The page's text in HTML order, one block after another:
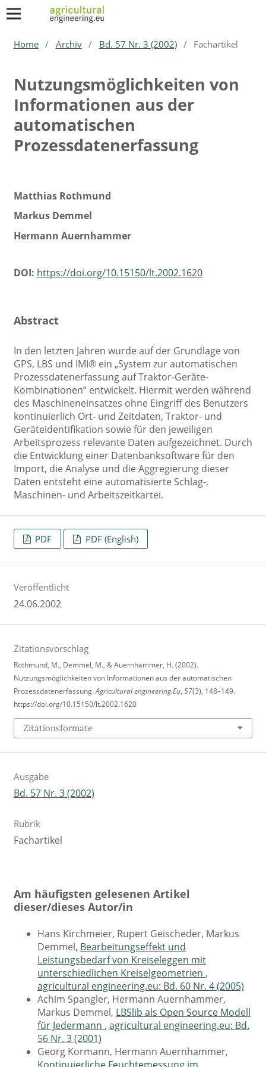
Home / Archiv / Bd. 57 Nr. 3 (2002) / Fachartikel
Nutzungsmöglichkeiten von
Informationen aus der
automatischen
Prozessdatenerfassung
Matthias Rothmund
Markus Demmel
Hermann Auernhammer
DOI: https://doi.org/10.15150/lt.2002.1620
Abstract
In den letzten Jahren wurde auf der Grundlage von
GPS, LBS und IMI® ein „System zur automatischen
Prozessdatenerfassung auf Traktor-Geräte-
Kombinationen“ entwickelt. Hiermit werden während
des Maschineneinsatzes ohne Eingriff des Benutzers
kontinuierlich Ort- und Zeitdaten, Traktor- und
Geräteidentifikation sowie für den jeweiligen
Arbeitsprozess relevante Daten aufgezeichnet. Durch
die Entwicklung einer Datenbanksoftware für den
Import, die Analyse und die Aggregierung dieser
Daten entsteht eine automatisierte Schlag-,
Maschinen- und Arbeitszeitkartei.
PDF PDF (English)
Veröffentlicht
24.06.2002
Zitationsvorschlag
Rothmund, M., Demmel, M., & Auernhammer, H. (2002).
Nutzungsmöglichkeiten von Informationen aus der automatischen
Prozessdatenerfassung.Agricultural engineering.Eu, 57(3), 148–149.
https://doi.org/10.15150/lt.2002.1620
Zitationsformate
Ausgabe
Bd. 57 Nr. 3 (2002)
Rubrik
Fachartikel
Am häufigsten gelesenen Artikel
dieser/dieses Autor/in
Hans Kirchmeier, Rupert Geischeder, Markus
Demmel, Bearbeitungseffekt und
Leistungsbedarf von Kreiseleggen mit
unterschiedlichen Kreiselgeometrien ,
agricultural engineering.eu: Bd. 60 Nr. 4 (2005)
Achim Spangler, Hermann Auernhammer,
Markus Demmel, LBSlib als Open Source Modell
für Jedermann , agricultural engineering.eu: Bd.
56 Nr. 3 (2001)
Georg Kormann, Hermann Auernhammer,